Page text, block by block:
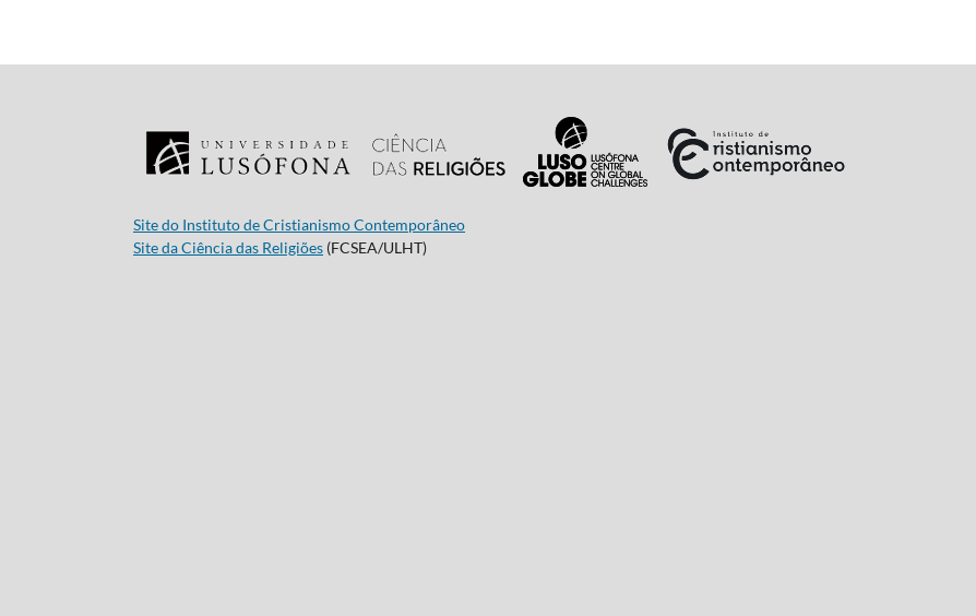
Site do Instituto de Cristianismo Contemporâneo
Site da Ciência das Religiões (FCSEA/ULHT)